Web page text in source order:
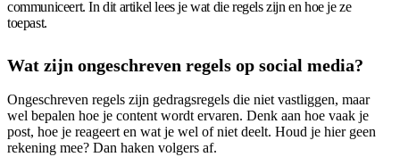
communiceert. In dit artikel lees je wat die regels zijn en hoe je ze
toepast.
Wat zijn ongeschreven regels op social media?
Ongeschreven regels zijn gedragsregels die niet vastliggen, maar
wel bepalen hoe je content wordt ervaren. Denk aan hoe vaak je
post, hoe je reageert en wat je wel of niet deelt. Houd je hier geen
rekening mee? Dan haken volgers af.